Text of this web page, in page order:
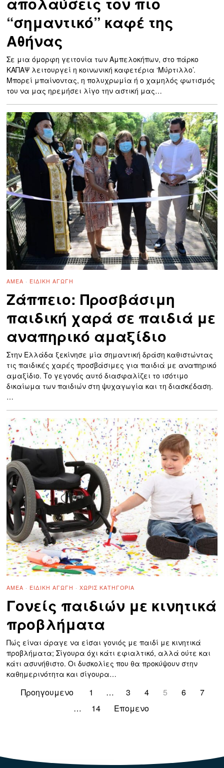
“σημαντικό” καφέ της
Αθήνας
Σε μια όμορφη γειτονία των Αμπελοκήπων, στο πάρκο
ΚΑΠΑΨ λειτουργεί η κοινωνική καφετέρια ‘Μύρτιλλο’.
Μπορεί μπαίνοντας, η πολυχρωμία ή ο χαμηλός φωτισμός
του να μας ηρεμήσει λίγο την αστική μας…
ΑΜΕΑ · ΕΙΔΙΚΉ ΑΓΩΓΉ
Ζάππειο: Προσβάσιμη
παιδική χαρά σε παιδιά με
αναπηρικό αμαξίδιο
Στην Ελλάδα ξεκίνησε μία σημαντική δράση καθιστώντας
τις παιδικές χαρές προσβάσιμες για παιδιά με αναπηρικό
αμαξίδιο. Το γεγονός αυτό διασφαλίζει το ισότιμο
δικαίωμα των παιδιών στη ψυχαγωγία και τη διασκέδαση.
…
ΑΜΕΑ · ΕΙΔΙΚΉ ΑΓΩΓΉ · ΧΩΡΊΣ ΚΑΤΗΓΟΡΊΑ
Γονείς παιδιών με κινητικά
προβλήματα
Πώς είναι άραγε να είσαι γονιός με παιδί με κινητικά
προβλήματα; Σίγουρα όχι κάτι εφιαλτικό, αλλά ούτε και
κάτι ασυνήθιστο. Οι δυσκολίες που θα προκύψουν στην
καθημερινότητα και σίγουρα…
Προηγουμενο 1 … 3 4 5 6
7
…
14 Επομενο